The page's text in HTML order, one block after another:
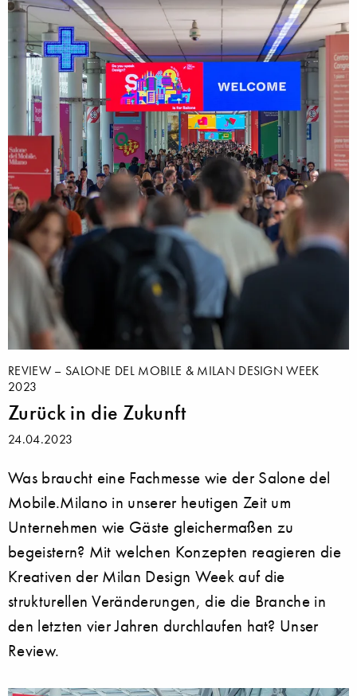
REVIEW – SALONE DEL MOBILE & MILAN DESIGN WEEK
2023
Zurück in die Zukunft
24.04.2023
Was braucht eine Fachmesse wie der Salone del
Mobile.Milano in unserer heutigen Zeit um
Unternehmen wie Gäste gleichermaßen zu
begeistern? Mit welchen Konzepten reagieren die
Kreativen der Milan Design Week auf die
strukturellen Veränderungen, die die Branche in
den letzten vier Jahren durchlaufen hat? Unser
Review.